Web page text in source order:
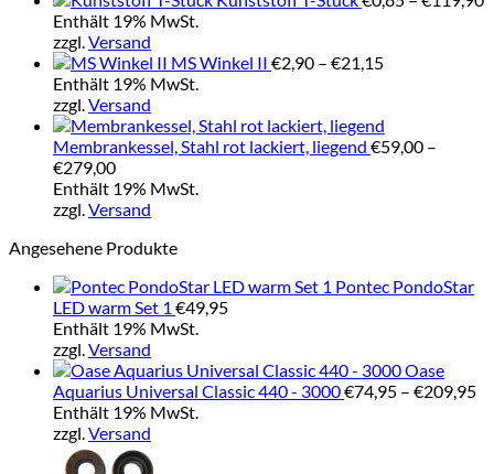
Enthält 19% MwSt.
zzgl.Versand
MS Winkel II €2,90 – €21,15Preisspanne:
€21,15
Enthält 19% MwSt.
zzgl.Versand
Membrankessel, Stahl rot lackiert, liegend €59,00 –
€279,00Preisspanne:
€59,00
bis
Enthält 19% MwSt.
zzgl.Versand
Angesehene Produkte
Pontec PondoStar
LED warm Set 1 €49,95
Enthält 19% MwSt.
zzgl.Versand
Oase
Aquarius Universal Classic 440 - 3000€74,95 – €209,95
Enthält 19% MwSt.
zzgl.Versand